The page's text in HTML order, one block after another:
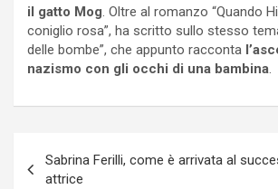
il gatto Mog. Oltre al romanzo “Quando
coniglio rosa”, ha scritto sullo stesso
delle bombe”, che appunto racconta
nazismo con gli occhi di una bambina.
articoli
Sabrina Ferilli, come è arrivata al
attrice